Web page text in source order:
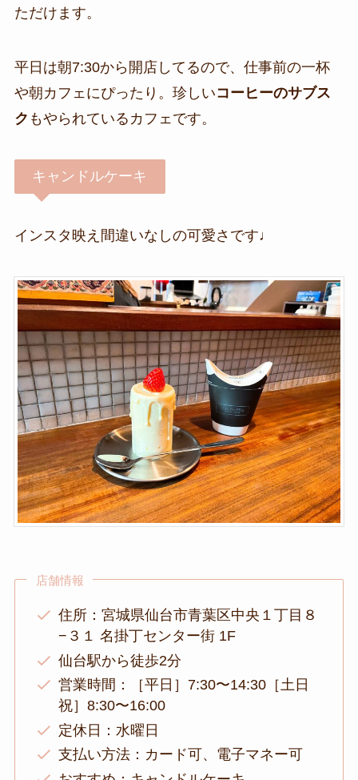
ただけます。
平日は朝7:30から開店してるので、仕事前の一杯
や朝カフェにぴったり。珍しいコーヒーのサブス
ク もやられているカフェです。
キャンドルケーキ
インスタ映え間違いなしの可愛さです♩
店舗情報
住所：宮城県仙台市青葉区中央１丁目８
−３１ 名掛丁センター街 1F
仙台駅から徒歩2分
営業時間：［平日］7:30〜14:30［土日
祝］8:30〜16:00
定休日：水曜日
支払い方法：カード可、電子マネー可